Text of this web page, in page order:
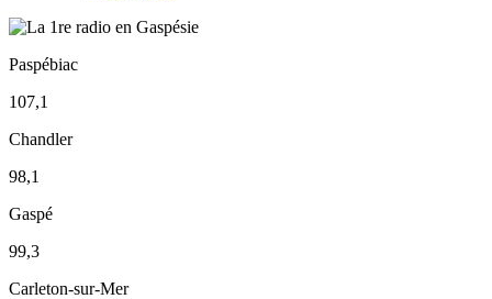
Paspébiac
107,1
Chandler
98,1
Gaspé
99,3
Carleton-sur-Mer